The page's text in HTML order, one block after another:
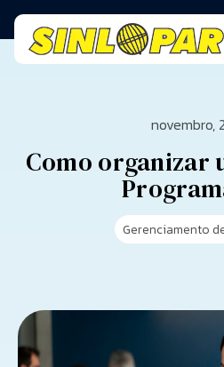
novembro,
Como organizar
Gerenciamento